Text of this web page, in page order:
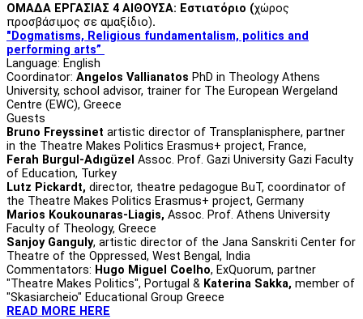
ΟΜΑΔΑ ΕΡΓΑΣΙΑΣ 4 ΑΙΘΟΥΣΑ: Εστιατόριο (χώρος
προσβάσιμος σε αμαξίδιο).
"Dogmatisms, Religious fundamentalism, politics and
performing arts”
Language: English
Coordinator: Angelos Vallianatos PhD in Theology Athens
University, school advisor, trainer for The European Wergeland
Centre (EWC), Greece
Guests
Bruno Freyssinet artistic director of Transplanisphere, partner
in the Theatre Makes Politics Erasmus+ project, France,
Ferah Burgul-Adıgüzel Assoc. Prof. Gazi University Gazi Faculty
of Education, Turkey
Lutz Pickardt, director, theatre pedagogue BuT, coordinator of
the Theatre Makes Politics Erasmus+ project, Germany
Marios Koukounaras-Liagis, Assoc. Prof. Athens University
Faculty of Theology, Greece
Sanjoy Ganguly, artistic director of the Jana Sanskriti Center for
Theatre of the Oppressed, West Bengal, India
Commentators: Hugo Miguel Coelho, ExQuorum, partner
"Theatre Makes Politics", Portugal & Katerina Sakka, member of
"Skasiarcheio" Educational Group Greece
READ MORE HERE